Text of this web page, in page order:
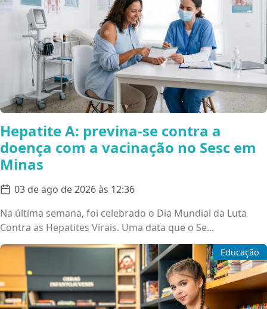
Hepatite A: previna-se contra a
doença com a vacinação no Sesc em
Minas
03 de ago de 2026 às 12:36
Na última semana, foi celebrado o Dia Mundial da Luta
Contra as Hepatites Virais. Uma data que o Se...
Educação